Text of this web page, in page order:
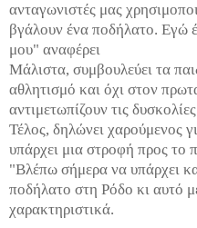
ανταγωνιστές μας
βγάλουν ένα ποδήλατο. Εγώ
μου" αναφέρει
Μάλιστα, συμβουλεύει τα
αθλητισμό και όχι στον
αντιμετωπίζουν τις
Τέλος, δηλώνει χαρούμενος
υπάρχει μια στροφή προς το
"Βλέπω σήμερα να υπάρχει
ποδήλατο στη Ρόδο κι αυτό
χαρακτηριστικά.